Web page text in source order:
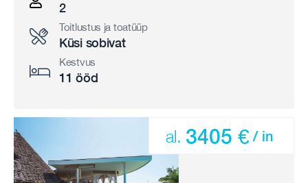
2
Toitlustus ja toatüüp
Küsi sobivat
Kestvus
11 ööd
al. 3405 € / in